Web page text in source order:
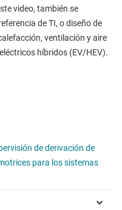
video, también se
de TI, o diseño de
ventilación y aire
híbridos (EV/HEV).
de derivación de
para los sistemas